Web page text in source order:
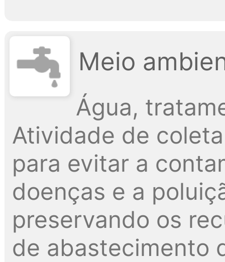
Meio
Água,
Atividade de
para evitar a
doenças e a
preservando os
de abastecimento